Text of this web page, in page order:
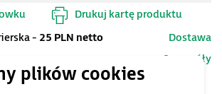
Drukuj kartę produktu
- 25 PLN netto
Dostawa
Szczegóły
12:00 - dostawa następnego dnia